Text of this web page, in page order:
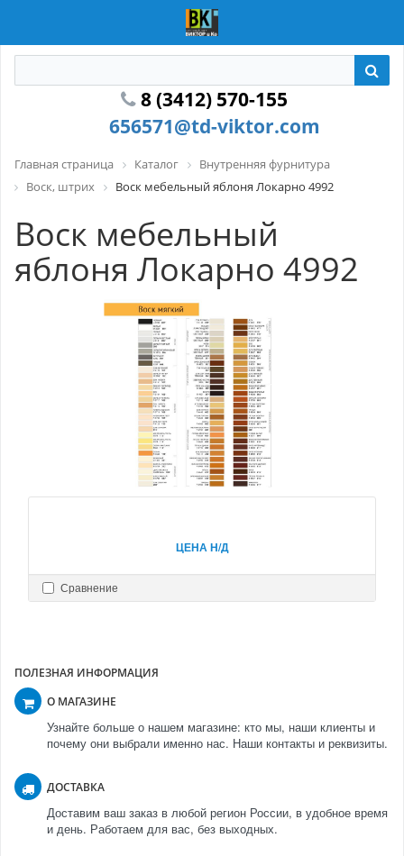
8 (3412) 570-155
656571@td-viktor.com
Главная страница Каталог
Внутренняя фурнитура
Воск, штрих
Воск мебельный яблоня Локарно 4992
Воск мебельный
яблоня Локарно 4992
ЦЕНА Н/Д
Сравнение
ПОЛЕЗНАЯ ИНФОРМАЦИЯ
О МАГАЗИНЕ
Узнайте больше о нашем магазине: кто мы, наши клиенты и
почему они выбрали именно нас. Наши контакты и реквизиты.
ДОСТАВКА
Доставим ваш заказ в любой регион России, в удобное время
и день. Работаем для вас, без выходных.